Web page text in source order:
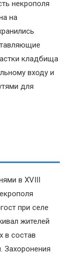
некрополя
на
кладбища
входу и
для
в XVIII
при селе
жителей
в состав
Захоронения